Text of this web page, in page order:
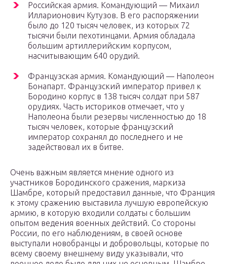
Российская армия. Командующий — Михаил
Илларионович Кутузов. В его распоряжении
было до 120 тысяч человек, из которых 72
тысячи были пехотинцами. Армия обладала
большим артиллерийским корпусом,
насчитывающим 640 орудий.
Французская армия. Командующий — Наполеон
Бонапарт. Французский император привел к
Бородино корпус в 138 тысяч солдат при 587
орудиях. Часть историков отмечает, что у
Наполеона были резервы численностью до 18
тысяч человек, которые французский
император сохранял до последнего и не
задействовал их в битве.
Очень важным является мнение одного из
участников Бородинского сражения, маркиза
Шамбре, который предоставил данные, что Франция
к этому сражению выставила лучшую европейскую
армию, в которую входили солдаты с большим
опытом ведения военных действий. Со стороны
России, по его наблюдениям, в своей основе
выступали новобранцы и добровольцы, которые по
всему своему внешнему виду указывали, что